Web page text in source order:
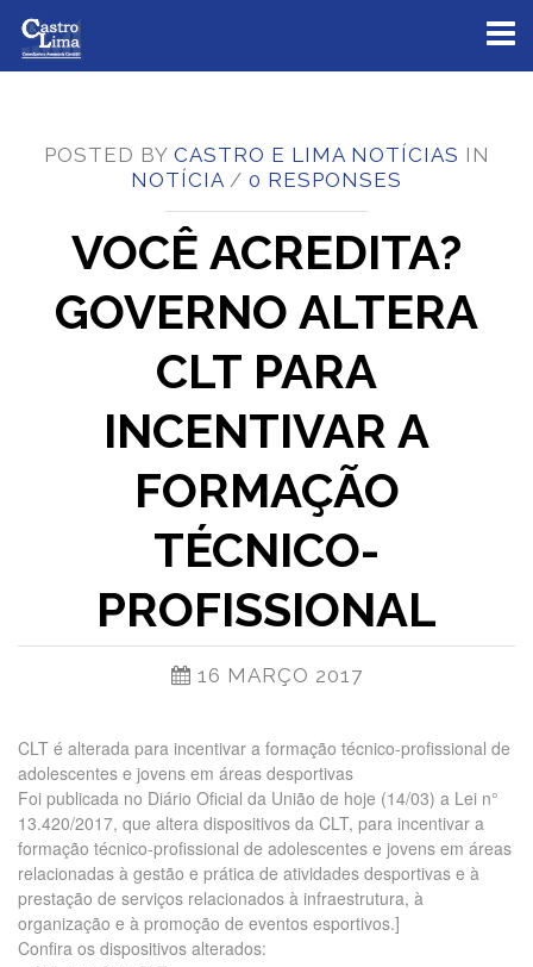
POSTED BY CASTRO E LIMA NOTÍCIAS IN
NOTÍCIA / 0 RESPONSES
VOCÊ ACREDITA?
GOVERNO ALTERA
CLT PARA
INCENTIVAR A
FORMAÇÃO
TÉCNICO-
PROFISSIONAL
16 MARÇO 2017
CLT é alterada para incentivar a formação técnico-profissional de
adolescentes e jovens em áreas desportivas
Foi publicada no Diário Oficial da União de hoje (14/03) a Lei n°
13.420/2017, que altera dispositivos da CLT, para incentivar a
formação técnico-profissional de adolescentes e jovens em áreas
relacionadas à gestão e prática de atividades desportivas e à
prestação de serviços relacionados à infraestrutura, à
organização e à promoção de eventos esportivos.]
Confira os dispositivos alterados: